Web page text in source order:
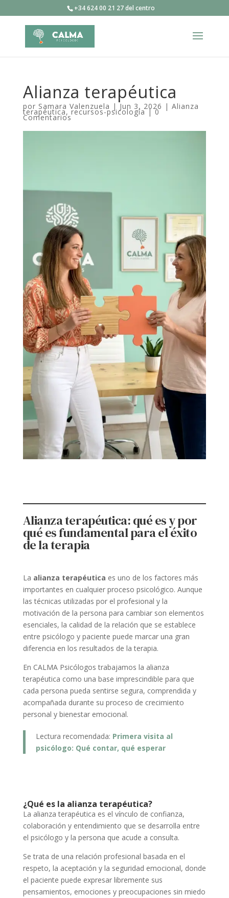
+34 624 00 21 27 del centro
Alianza terapéutica
por Samara Valenzuela | Jun 3, 2026 | Alianza
terapéutica, recursos-psicología|0
Comentarios
Alianza terapéutica: qué es y por
qué es fundamental para el éxito
de la terapia
La alianza terapéutica es uno de los factores más
importantes en cualquier proceso psicológico. Aunque
las técnicas utilizadas por el profesional y la
motivación de la persona para cambiar son elementos
esenciales, la calidad de la relación que se establece
entre psicólogo y paciente puede marcar una gran
diferencia en los resultados de la terapia.
En CALMA Psicólogos trabajamos la alianza
terapéutica como una base imprescindible para que
cada persona pueda sentirse segura, comprendida y
acompañada durante su proceso de crecimiento
personal y bienestar emocional.
Lectura recomendada: Primera visita al
psicólogo: Qué contar, qué esperar
¿Qué es la alianza terapéutica?
La alianza terapéutica es el vínculo de confianza,
colaboración y entendimiento que se desarrolla entre
el psicólogo y la persona que acude a consulta.
Se trata de una relación profesional basada en el
respeto, la aceptación y la seguridad emocional, donde
el paciente puede expresar libremente sus
pensamientos, emociones y preocupaciones sin miedo